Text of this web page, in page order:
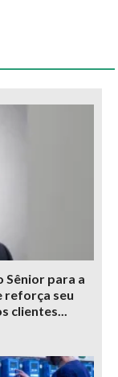
Sênior para a
reforça seu
clientes...